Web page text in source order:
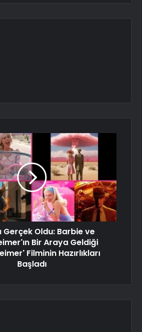
Gerçek Oldu: Barbie ve
Bir Araya Geldiği
Filminin Hazırlıkları
Başladı